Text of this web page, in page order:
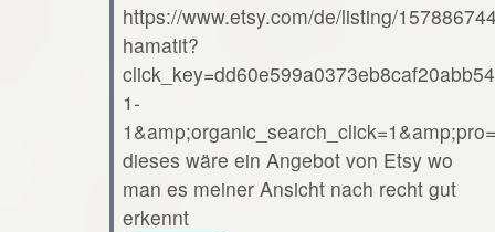
https://www.etsy.com/de/listing/
hamatit?
1-
dieses wäre ein Angebot von Etsy wo
man es meiner Ansicht nach recht gut
erkennt